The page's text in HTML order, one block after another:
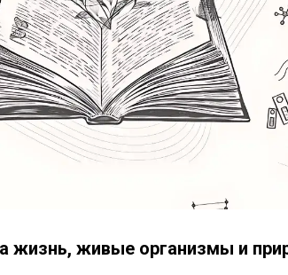
жизнь, живые организмы и